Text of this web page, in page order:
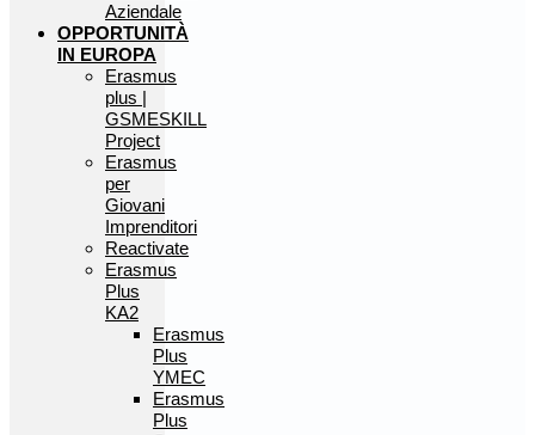
Aziendale
OPPORTUNITÀ
IN EUROPA
Erasmus
plus |
GSMESKILL
Project
Erasmus
per
Giovani
Imprenditori
Reactivate
Erasmus
Plus
KA2
Erasmus
Plus
YMEC
Erasmus
Plus